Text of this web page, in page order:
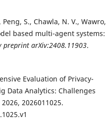
S., Chawla, N. V., Wawro,
based multi-agent systems:
preprint arXiv:2408.11903.
Evaluation of Privacy-
Data Analytics: Challenges
2026011025.